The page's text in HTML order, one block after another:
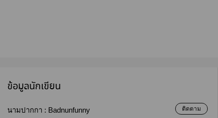
ข้อมูลนักเขียน
นามปากกา : Badnunfunny ติดตาม